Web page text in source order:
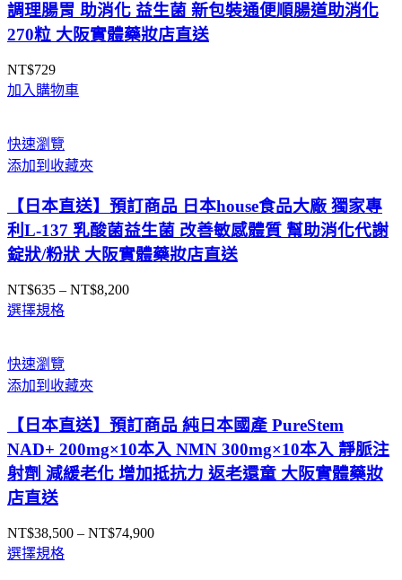
調理腸胃 助消化 益生菌 新包裝通便順腸道助消化
270粒 大阪實體藥妝店直送
NT$729
加入購物車
快速瀏覽
添加到收藏夾
【日本直送】預訂商品 日本house食品大廠 獨家專
利L-137 乳酸菌益生菌 改善敏感體質 幫助消化代謝
錠狀/粉狀 大阪實體藥妝店直送
NT$635 – NT$8,200價
NT$8,200
選擇規格
快速瀏覽
添加到收藏夾
【日本直送】預訂商品 純日本國產 PureStem
NAD+ 200mg×10本入 NMN 300mg×10本入 靜脈注
射劑 減緩老化 增加抵抗力 返老還童 大阪實體藥妝
店直送
NT$38,500 – NT$74,900價
選擇規格